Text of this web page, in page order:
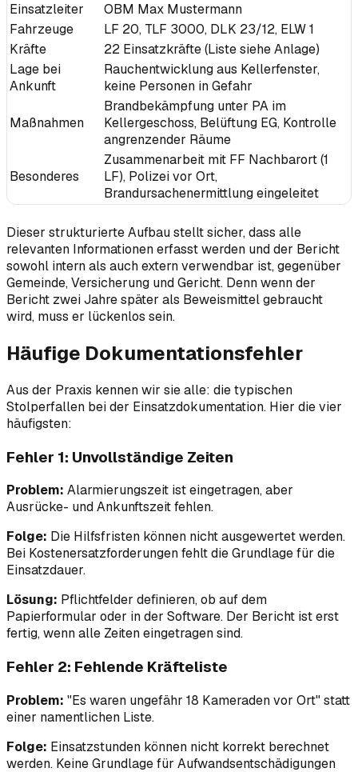
Einsatzleiter
OBM Max Mustermann
Fahrzeuge
LF 20, TLF 3000, DLK 23/12, ELW 1
Kräfte
22 Einsatzkräfte (Liste siehe Anlage)
Lage bei
Ankunft
Rauchentwicklung aus Kellerfenster,
keine Personen in Gefahr
Maßnahmen
Brandbekämpfung unter PA im
Kellergeschoss, Belüftung EG, Kontrolle
angrenzender Räume
Besonderes
Zusammenarbeit mit FF Nachbarort (1
LF), Polizei vor Ort,
Brandursachenermittlung eingeleitet
Dieser strukturierte Aufbau stellt sicher, dass alle
relevanten Informationen erfasst werden und der Bericht
sowohl intern als auch extern verwendbar ist, gegenüber
Gemeinde, Versicherung und Gericht. Denn wenn der
Bericht zwei Jahre später als Beweismittel gebraucht
wird, muss er lückenlos sein.
Häufige Dokumentationsfehler
Aus der Praxis kennen wir sie alle: die typischen
Stolperfallen bei der Einsatzdokumentation. Hier die vier
häufigsten:
Fehler 1: Unvollständige Zeiten
Problem: Alarmierungszeit ist eingetragen, aber
Ausrücke- und Ankunftszeit fehlen.
Folge: Die Hilfsfristen können nicht ausgewertet werden.
Bei Kostenersatzforderungen fehlt die Grundlage für die
Einsatzdauer.
Lösung: Pflichtfelder definieren, ob auf dem
Papierformular oder in der Software. Der Bericht ist erst
fertig, wenn alle Zeiten eingetragen sind.
Fehler 2: Fehlende Kräfteliste
Problem: "Es waren ungefähr 18 Kameraden vor Ort" statt
einer namentlichen Liste.
Folge: Einsatzstunden können nicht korrekt berechnet
werden. Keine Grundlage für Aufwandsentschädigungen